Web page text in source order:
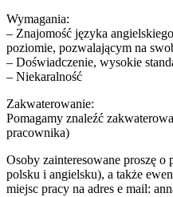
Wymagania:
– Znajomość języka
poziomie, pozwalającym na
– Doświadczenie, wysokie
– Niekaralność
Zakwaterowanie:
Pomagamy znaleźć
pracownika)
Osoby zainteresowane proszę o
polsku i angielsku), a także
miejsc pracy na adres e mail: